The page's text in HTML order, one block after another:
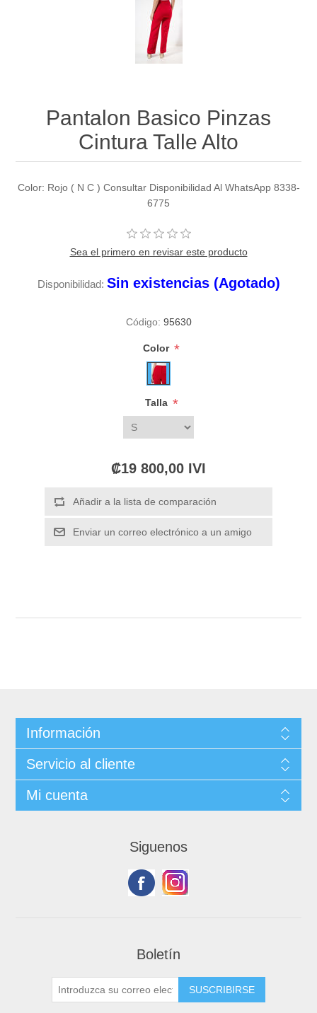
Pantalon Basico Pinzas
Cintura Talle Alto
Color: Rojo ( N C ) Consultar Disponibilidad Al WhatsApp 8338-
6775
Sea el primero en revisar este producto
Disponibilidad: Sin existencias (Agotado)
Código: 95630
Color *
Talla *
₡19 800,00 IVI
Información
Servicio al cliente
Mi cuenta
Siguenos
Boletín